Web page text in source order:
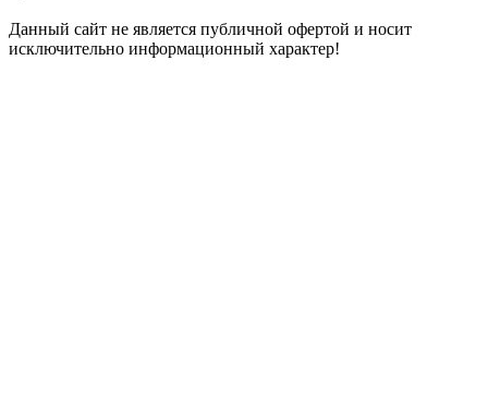
Данный сайт не является публичной офертой и носит
исключительно информационный характер!